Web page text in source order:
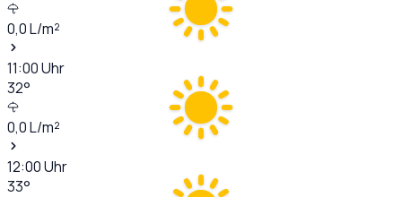
0,0L/m²
11:00Uhr
32°
0,0L/m²
12:00Uhr
33°